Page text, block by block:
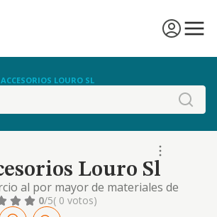
ACCESORIOS LOURO SL
Louro Sl
al por mayor de materiales de
y de saneamientos, grifería,
0/5( 0 votos)